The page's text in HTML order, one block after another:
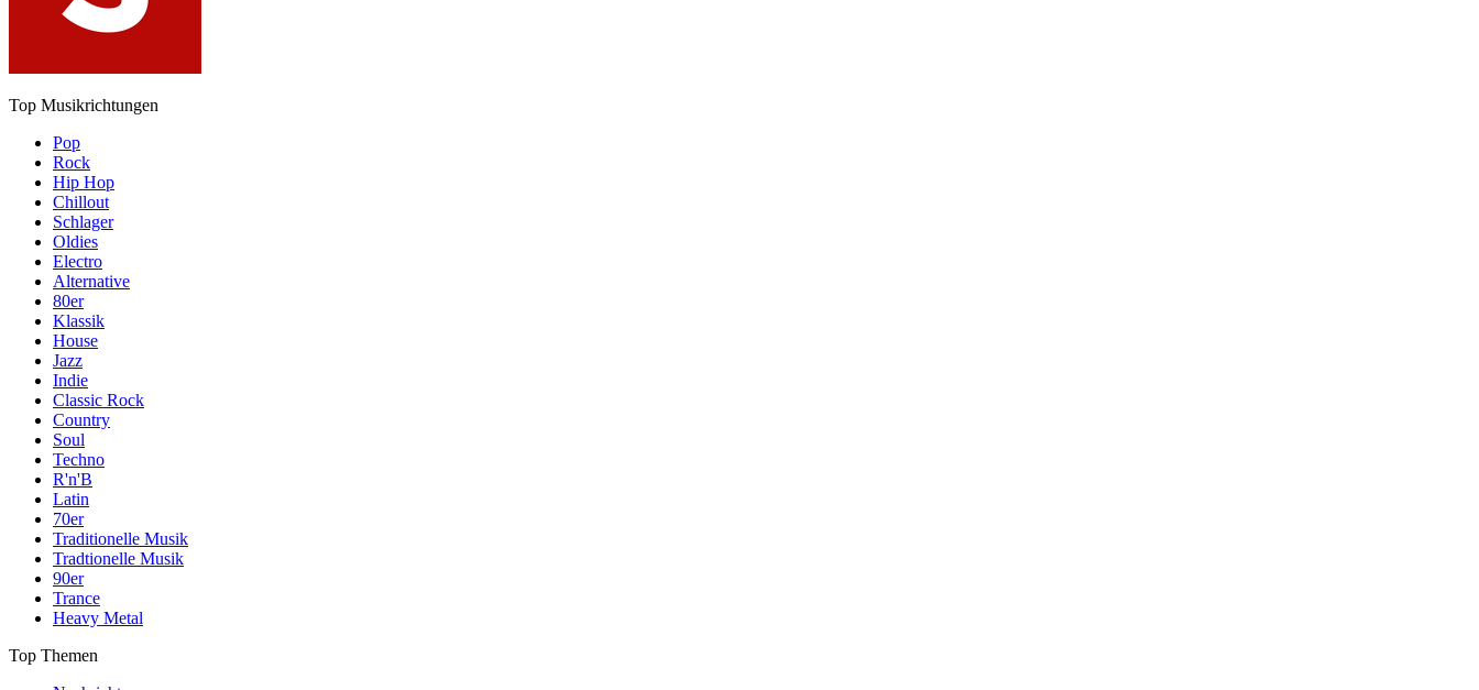
Top Musikrichtungen
Pop
Rock
Hip Hop
Chillout
Schlager
Oldies
Electro
Alternative
80er
Klassik
House
Jazz
Indie
Classic Rock
Country
Soul
Techno
R'n'B
Latin
70er
Traditionelle Musik
Tradtionelle Musik
90er
Trance
Heavy Metal
Top Themen